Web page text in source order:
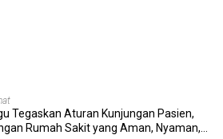
Tegaskan Aturan Kunjungan Pasien,
Rumah Sakit yang Aman, Nyaman,